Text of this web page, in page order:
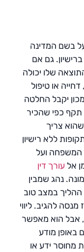
בשם המדינה
גם אם
שלו יכולה
או טיפול
יקבל החלטה
תקף כפי שהכיר
צריך
ללא רישיון
המשפחה ועל
אלעורך דין
נהג שמבין
במצב טוב
להגיב. ליווי
אבל הוא מאפשר
באופן מודע
מחוסר ידע או